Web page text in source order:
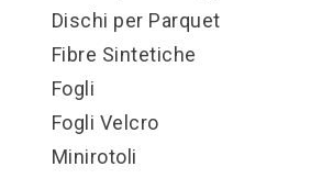
Dischi per Parquet
Fibre Sintetiche
Fogli
Fogli Velcro
Minirotoli